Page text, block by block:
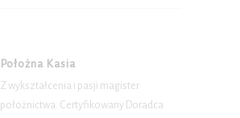
Położna Kasia
Z wykształcenia i pasji magister
położnictwa. Certyfikowany Doradca